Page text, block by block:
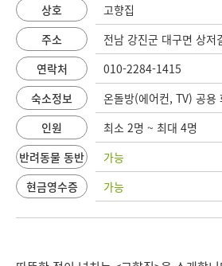
상호
고향집
주소
전남 강진군 대구면 상저
연락처
010-2284-1415
숙소정보
온돌방(에어컨, TV) 공용
인원
최소 2명 ~ 최대 4명
반려동물 동반
가능
현금영수증
가능